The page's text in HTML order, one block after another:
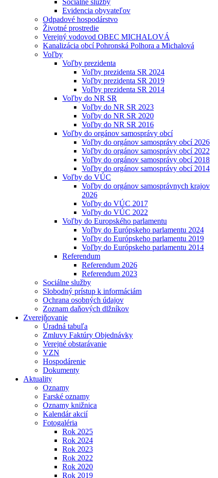
Sociálne služby
Evidencia obyvateľov
Odpadové hospodárstvo
Životné prostredie
Verejný vodovod OBEC MICHALOVÁ
Kanalizácia obcí Pohronská Polhora a Michalová
Voľby
Voľby prezidenta
Voľby prezidenta SR 2024
Voľby prezidenta SR 2019
Voľby prezidenta SR 2014
Voľby do NR SR
Voľby do NR SR 2023
Voľby do NR SR 2020
Voľby do NR SR 2016
Voľby do orgánov samosprávy obcí
Voľby do orgánov samosprávy obcí 2026
Voľby do orgánov samosprávy obcí 2022
Voľby do orgánov samosprávy obcí 2018
Voľby do orgánov samosprávy obcí 2014
Voľby do VÚC
Voľby do orgánov samosprávnych krajov
2026
Voľby do VÚC 2017
Voľby do VÚC 2022
Voľby do Europského parlamentu
Voľby do Európskeho parlamentu 2024
Voľby do Európskeho parlamentu 2019
Voľby do Európskeho parlamentu 2014
Referendum
Referendum 2026
Referendum 2023
Sociálne služby
Slobodný prístup k informáciám
Ochrana osobných údajov
Zoznam daňových dlžníkov
Zverejňovanie
Úradná tabuľa
Zmluvy Faktúry Objednávky
Verejné obstarávanie
VZN
Hospodárenie
Dokumenty
Aktuality
Oznamy
Farské oznamy
Oznamy knižnica
Kalendár akcií
Fotogaléria
Rok 2025
Rok 2024
Rok 2023
Rok 2022
Rok 2020
Rok 2019